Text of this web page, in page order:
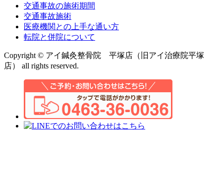
交通事故の施術期間
交通事故施術
医療機関との上手な通い方
転院と併院について
Copyright © アイ鍼灸整骨院 平塚店（旧アイ治療院平塚
店） all rights reserved.